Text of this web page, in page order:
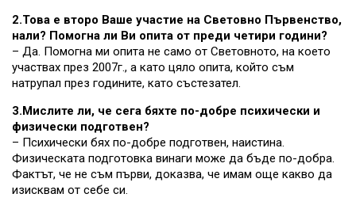
2.Това е второ Ваше участие на Световно Първенство,
нали? Помогна ли Ви опита от преди четири години?
– Да. Помогна ми опита не само от Световното, на което
участвах през 2007г., а като цяло опита, който съм
натрупал през годините, като състезател.
3.Мислите ли, че сега бяхте по-добре психически и
физически подготвен?
– Психически бях по-добре подготвен, наистина.
Физическата подготовка винаги може да бъде по-добра.
Фактът, че не съм първи, доказва, че имам още какво да
изисквам от себе си.